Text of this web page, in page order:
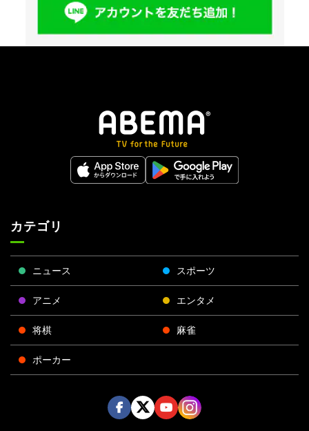
カテゴリ
ニュース スポーツ
アニメ エンタメ
将棋 麻雀
ポーカー